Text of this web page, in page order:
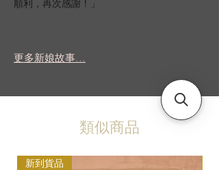
順利，再次感謝！」
更多新娘故事...
類似商品
新到貨品